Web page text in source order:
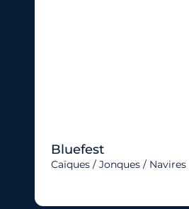
Bluefest
Caïques / Jonques /